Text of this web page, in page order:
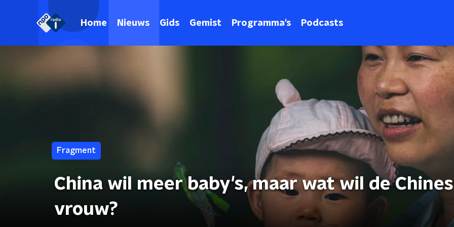
Home Nieuws Gids Gemist Programma's Podcasts
Fragment
China wil meer baby's, maar wat wil de
vrouw?